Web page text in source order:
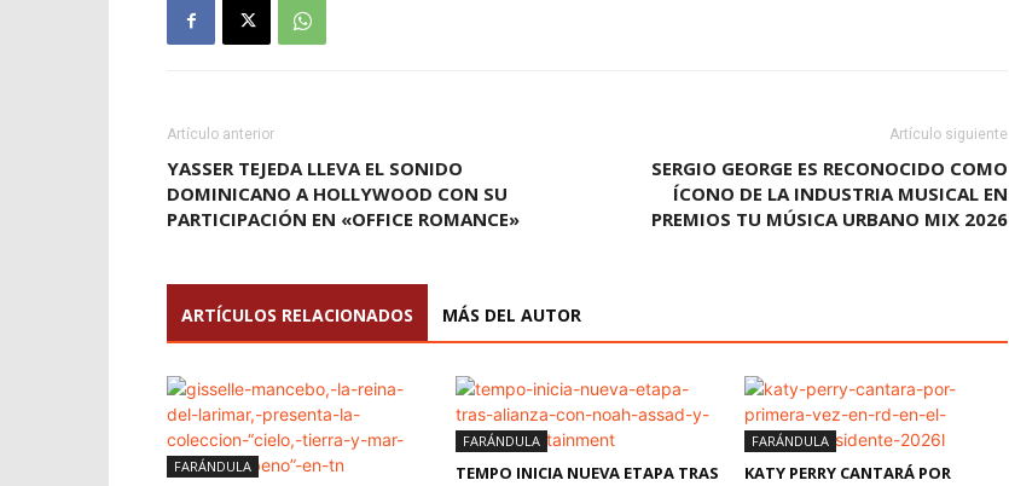
Artículo anterior
YASSER TEJEDA LLEVA EL SONIDO
DOMINICANO A HOLLYWOOD CON SU
PARTICIPACIÓN EN «OFFICE ROMANCE»
Artículo siguiente
SERGIO GEORGE ES RECONOCIDO COMO
ÍCONO DE LA INDUSTRIA MUSICAL EN
PREMIOS TU MÚSICA URBANO MIX 2026
ARTÍCULOS RELACIONADOS MÁS DEL AUTOR
FARÁNDULA
FARÁNDULA
TEMPO INICIA NUEVA ETAPA TRAS
FARÁNDULA
KATY PERRY CANTARÁ POR